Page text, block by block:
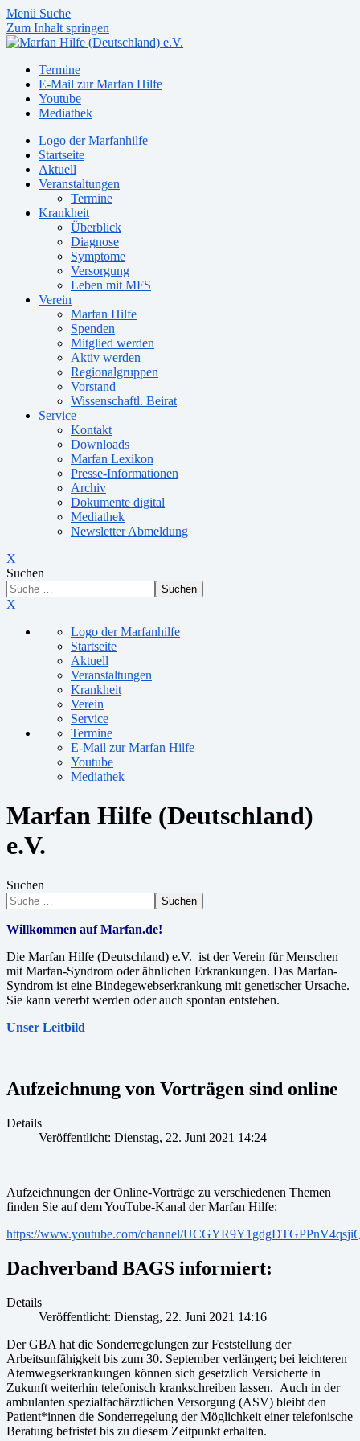
Menü Suche
Zum Inhalt springen
Termine
E-Mail zur Marfan Hilfe
Youtube
Mediathek
Logo der Marfanhilfe
Startseite
Aktuell
Veranstaltungen
Termine
Krankheit
Überblick
Diagnose
Symptome
Versorgung
Leben mit MFS
Verein
Marfan Hilfe
Spenden
Mitglied werden
Aktiv werden
Regionalgruppen
Vorstand
Wissenschaftl. Beirat
Service
Kontakt
Downloads
Marfan Lexikon
Presse-Informationen
Archiv
Dokumente digital
Mediathek
Newsletter Abmeldung
X
Suchen
Suchen
X
Logo der Marfanhilfe
Startseite
Aktuell
Veranstaltungen
Krankheit
Verein
Service
Termine
E-Mail zur Marfan Hilfe
Youtube
Mediathek
Marfan Hilfe (Deutschland)
e.V.
Suchen
Suchen
Willkommen auf Marfan.de!
Die Marfan Hilfe (Deutschland) e.V. ist der Verein für Menschen
mit Marfan-Syndrom oder ähnlichen Erkrankungen. Das Marfan-
Syndrom ist eine Bindegewebserkrankung mit genetischer Ursache.
Sie kann vererbt werden oder auch spontan entstehen.
Unser Leitbild
Aufzeichnung von Vorträgen sind online
Details
Veröffentlicht: Dienstag, 22. Juni 2021 14:24
Aufzeichnungen der Online-Vorträge zu verschiedenen Themen
finden Sie auf dem YouTube-Kanal der Marfan Hilfe:
https://www.youtube.com/channel/
Dachverband BAGS informiert:
Details
Veröffentlicht: Dienstag, 22. Juni 2021 14:16
Der GBA hat die Sonderregelungen zur Feststellung der
Arbeitsunfähigkeit bis zum 30. September verlängert; bei leichteren
Atemwegserkrankungen können sich gesetzlich Versicherte in
Zukunft weiterhin telefonisch krankschreiben lassen. Auch in der
ambulanten spezialfachärztlichen Versorgung (ASV) bleibt den
Patient*innen die Sonderregelung der Möglichkeit einer telefonische
Beratung befristet bis zu diesem Zeitpunkt erhalten.